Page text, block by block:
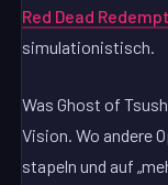
Red Dead
simulationistisch.
Was Ghost of
Vision. Wo andere
stapeln und auf